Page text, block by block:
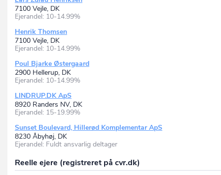
7100 Vejle, DK
Ejerandel: 10-14.99%
Henrik Thomsen
7100 Vejle, DK
Ejerandel: 10-14.99%
Poul Bjarke Østergaard
2900 Hellerup, DK
Ejerandel: 10-14.99%
LINDRUP.DK ApS
8920 Randers NV, DK
Ejerandel: 15-19.99%
Sunset Boulevard, Hillerød Komplementar ApS
8230 Åbyhøj, DK
Ejerandel: Fuldt ansvarlig deltager
Reelle ejere (registreret på cvr.dk)